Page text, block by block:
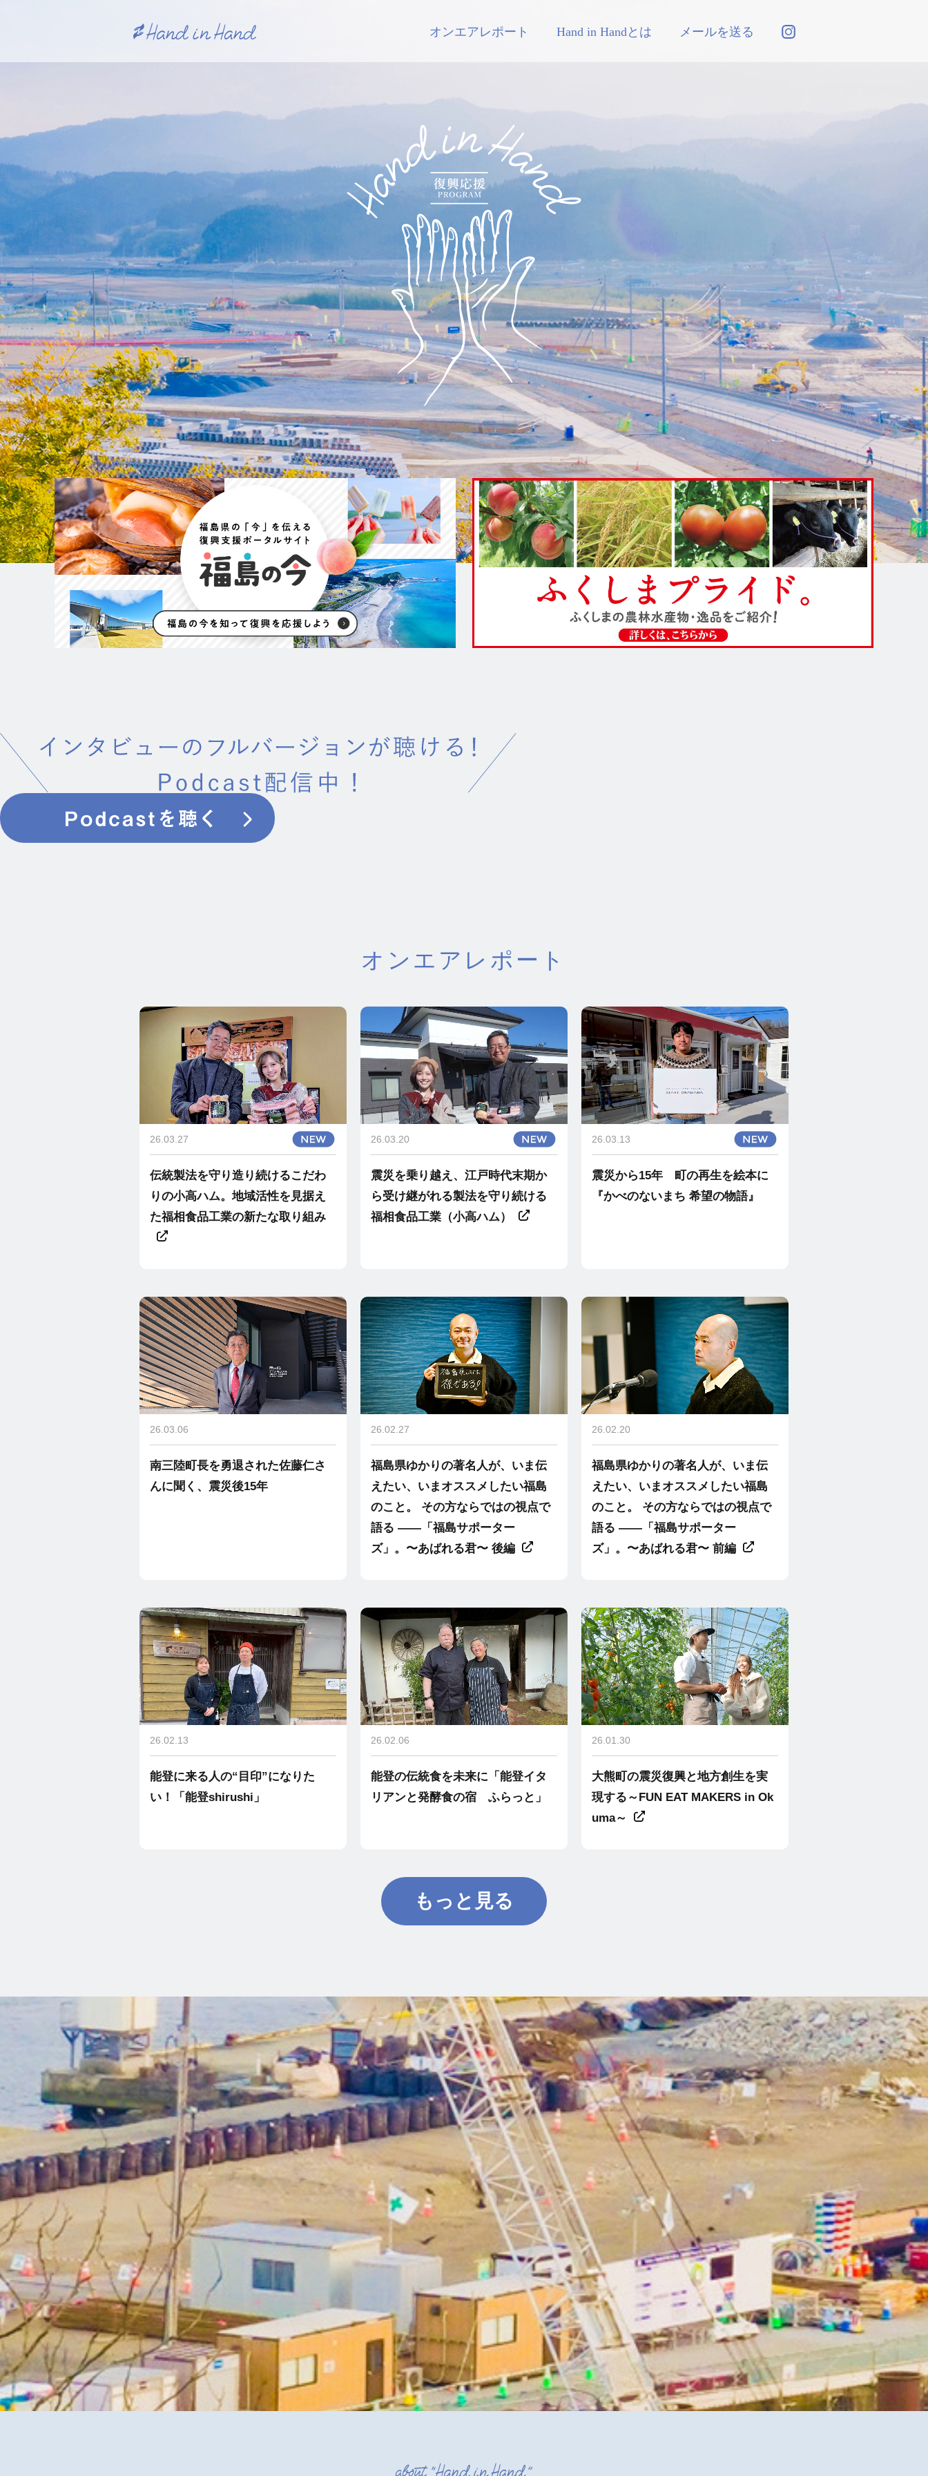
オンエアレポート Hand in Handとは メールを送る
オンエアレポート
26.03.27
伝統製法を守り造り続けるこだわ
りの小高ハム。地域活性を見据え
た福相食品工業の新たな取り組み
26.03.20
震災を乗り越え、江戸時代末期か
ら受け継がれる製法を守り続ける
福相食品工業（小高ハム）
26.03.13
震災から15年 町の再生を絵本に
『かべのないまち 希望の物語』
26.03.06
南三陸町長を勇退された佐藤仁さ
んに聞く、震災後15年
26.02.27
福島県ゆかりの著名人が、いま伝
えたい、いまオススメしたい福島
のこと。 その方ならではの視点で
語る ――「福島サポーター
ズ」。〜あばれる君〜 後編
26.02.20
福島県ゆかりの著名人が、いま伝
えたい、いまオススメしたい福島
のこと。 その方ならではの視点で
語る ――「福島サポーター
ズ」。〜あばれる君〜 前編
26.02.13
能登に来る人の“目印”になりた
い！「能登shirushi」
26.02.06
能登の伝統食を未来に「能登イタ
リアンと発酵食の宿 ふらっと」
26.01.30
大熊町の震災復興と地方創生を実
現する～FUN EAT MAKERS in Ok
uma～
もっと見る